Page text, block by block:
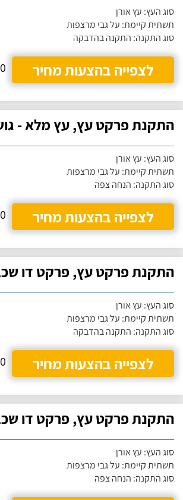
סוג העץ: עץ אורן
תשתית קיימת: על גבי מרצפות
סוג התקנה: התקנה בהדבקה
לצפייה בהצעות מחיר
0 הצעות מחיר
התקנת פרקט עץ, עץ מלא -
סוג העץ: עץ אורן
תשתית קיימת: על גבי מרצפות
סוג התקנה: הנחה צפה
לצפייה בהצעות מחיר
0 הצעות מחיר
התקנת פרקט עץ, פרקט דו
סוג העץ: עץ אורן
תשתית קיימת: על גבי מרצפות
סוג התקנה: התקנה בהדבקה
לצפייה בהצעות מחיר
0 הצעות מחיר
התקנת פרקט עץ, פרקט דו
סוג העץ: עץ אורן
תשתית קיימת: על גבי מרצפות
סוג התקנה: הנחה צפה